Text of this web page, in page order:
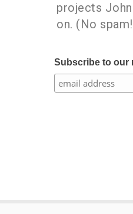
projects
on. (No
Subscribe to our